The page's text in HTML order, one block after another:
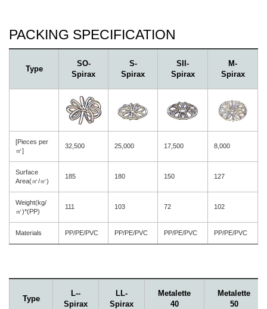
PACKING SPECIFICATION
Type
SO-
Spirax
S-
Spirax
SII-
Spirax
M-
Spirax
[Pieces per
㎥]
32,500 25,000 17,500 8,000
Surface
Area(㎡/㎥)
185 180 150 127
Weight(kg/
㎥)*(PP)
111 103 72 102
Materials PP/PE/PVC PP/PE/PVC PP/PE/PVC PP/PE/PVC
Type
L--
Spirax
LL-
Spirax
Metalette
40
Metalette
50